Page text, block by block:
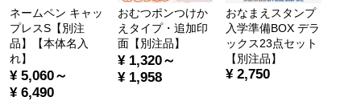
ネームペン キャッ
プレスS【別注
品】【本体名入
れ】
¥ 5,060～
¥ 6,490
おむつポンつけか
えタイプ・追加印
面【別注品】
¥ 1,320～
¥ 1,958
おなまえスタンプ
入学準備BOX デラ
ックス23点セット
【別注品】
¥ 2,750